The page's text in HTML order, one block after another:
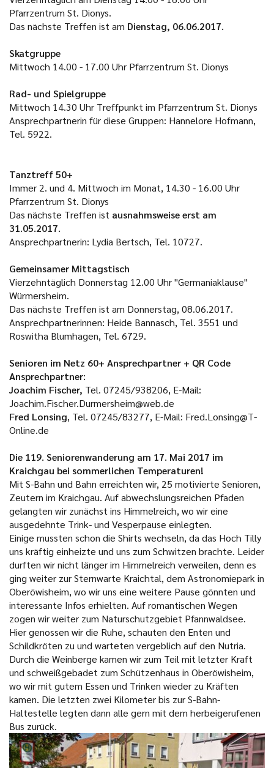
Pfarrzentrum St. Dionys.
Das nächste Treffen ist am Dienstag, 06.06.2017.
Skatgruppe
Mittwoch 14.00 - 17.00 Uhr Pfarrzentrum St. Dionys
Rad- und Spielgruppe
Mittwoch 14.30 Uhr Treffpunkt im Pfarrzentrum St. Dionys
Ansprechpartnerin für diese Gruppen: Hannelore Hofmann,
Tel. 5922.
Tanztreff 50+
Immer 2. und 4. Mittwoch im Monat, 14.30 - 16.00 Uhr
Pfarrzentrum St. Dionys
Das nächste Treffen ist ausnahmsweise erst am
31.05.2017.
Ansprechpartnerin: Lydia Bertsch, Tel. 10727.
Gemeinsamer Mittagstisch
Vierzehntäglich Donnerstag 12.00 Uhr "Germaniaklause"
Würmersheim.
Das nächste Treffen ist am Donnerstag, 08.06.2017.
Ansprechpartnerinnen: Heide Bannasch, Tel. 3551 und
Roswitha Blumhagen, Tel. 6729.
Senioren im Netz 60+ Ansprechpartner + QR Code
Ansprechpartner:
Joachim Fischer, Tel. 07245/938206, E-Mail:
Joachim.Fischer.Durmersheim@web.de
Fred Lonsing, Tel. 07245/83277, E-Mail: Fred.Lonsing@T-
Online.de
Die 119. Seniorenwanderung am 17. Mai 2017 im
Kraichgau bei sommerlichen Temperaturen!
Mit S-Bahn und Bahn erreichten wir, 25 motivierte Senioren,
Zeutern im Kraichgau. Auf abwechslungsreichen Pfaden
gelangten wir zunächst ins Himmelreich, wo wir eine
ausgedehnte Trink- und Vesperpause einlegten.
Einige mussten schon die Shirts wechseln, da das Hoch Tilly
uns kräftig einheizte und uns zum Schwitzen brachte. Leider
durften wir nicht länger im Himmelreich verweilen, denn es
ging weiter zur Sternwarte Kraichtal, dem Astronomiepark in
Oberöwisheim, wo wir uns eine weitere Pause gönnten und
interessante Infos erhielten. Auf romantischen Wegen
zogen wir weiter zum Naturschutzgebiet Pfannwaldsee.
Hier genossen wir die Ruhe, schauten den Enten und
Schildkröten zu und warteten vergeblich auf den Nutria.
Durch die Weinberge kamen wir zum Teil mit letzter Kraft
und schweißgebadet zum Schützenhaus in Oberöwisheim,
wo wir mit gutem Essen und Trinken wieder zu Kräften
kamen. Die letzten zwei Kilometer bis zur S-Bahn-
Haltestelle legten dann alle gern mit dem herbeigerufenen
Bus zurück.